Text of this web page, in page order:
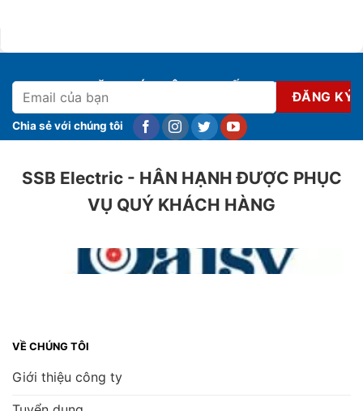
ĐĂNG KÝ NHẬN KHUYẾN MẠI
Chia sẻ với chúng tôi
SSB Electric - HÂN HẠNH ĐƯỢC PHỤC
VỤ QUÝ KHÁCH HÀNG
VỀ CHÚNG TÔI
Giới thiệu công ty